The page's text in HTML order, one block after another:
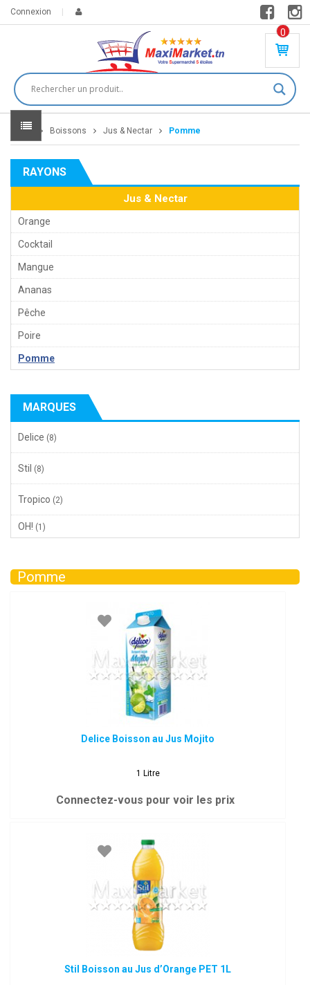
Connexion
0
PR
DU
IT(
S)
DT
Home Boissons Jus & Nectar Pomme
RAYONS
Jus & Nectar
Orange
Cocktail
Mangue
Ananas
Pêche
Poire
Pomme
MARQUES
Delice (8)
Stil (8)
Tropico (2)
OH! (1)
Pomme
Delice Boisson au Jus Mojito
1 Litre
Connectez-vous pour voir les prix
Stil Boisson au Jus d’Orange PET 1L